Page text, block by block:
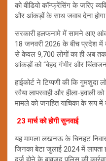
को वीडियो कॉन्फ्रेंसिंग के जरिए
और आंकड़ों के साथ जवाब देना
सरकारी हलफनामे में सामने आए
18 जनवरी 2026 के बीच प्रदेश में
से केवल 9,700 लोगों का ही अब
आंकड़ों को “बेहद गंभीर और
हाईकोर्ट ने टिप्पणी की कि गुमशुदा
रवैया लापरवाही और हीला-हवाली
मामले को जनहित याचिका के रूप
23 मार्च को होगी सुनवाई
यह मामला लखनऊ के चिनहट
जिनका बेटा जुलाई 2024 में लापता